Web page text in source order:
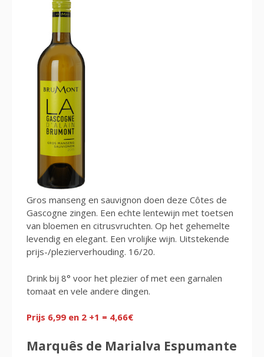
Gros manseng en sauvignon doen deze Côtes de
Gascogne zingen. Een echte lentewijn met toetsen
van bloemen en citrusvruchten. Op het gehemelte
levendig en elegant. Een vrolijke wijn. Uitstekende
prijs-/plezierverhouding. 16/20.
Drink bij 8° voor het plezier of met een garnalen
tomaat en vele andere dingen.
Prijs 6,99 en 2 +1 = 4,66€
Marquês de Marialva Espumante